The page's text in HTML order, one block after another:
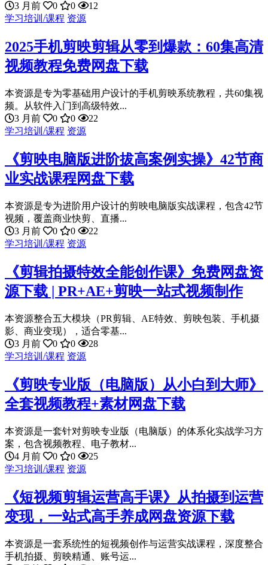
3 月前
0 0
12
学习培训/课程 资源
2025手机剪映剪辑从零到爆款：60集高清
视频教程免费网盘下载
本资源是专为零基础用户设计的手机剪映系统教程，共60集视
频。从软件入门到高级特效...
3 月前
0 0
22
学习培训/课程 资源
《剪映电脑版进阶拔高案例实操》42节商
业实战课程网盘下载
本资源是专为进阶用户设计的剪映电脑版实战课程，包含42节
视频，覆盖商业快剪、直播...
3 月前
0 0
22
学习培训/课程 资源
《剪辑拍摄特效全能创作课》免费网盘资
源下载 | PR+AE+剪映一站式视频制作
本资源整合五大模块（PR剪辑、AE特效、剪映包装、手机摄
影、商业变现），适合零基...
3 月前
0 0
28
学习培训/课程 资源
《剪映专业版（电脑版）从小白到大师》
全套视频教程+素材网盘下载
本资源是一套针对剪映专业版（电脑版）的体系化实战学习方
案，包含视频教程、电子教材...
4 月前
0 0
25
学习培训/课程 资源
《短视频剪辑运营高手课》从拍摄到运营
变现，一站式高手养成网盘资源下载
本资源是一套系统性的短视频创作与运营实战课程，深度整合
手机拍摄、剪映精通、账号运...